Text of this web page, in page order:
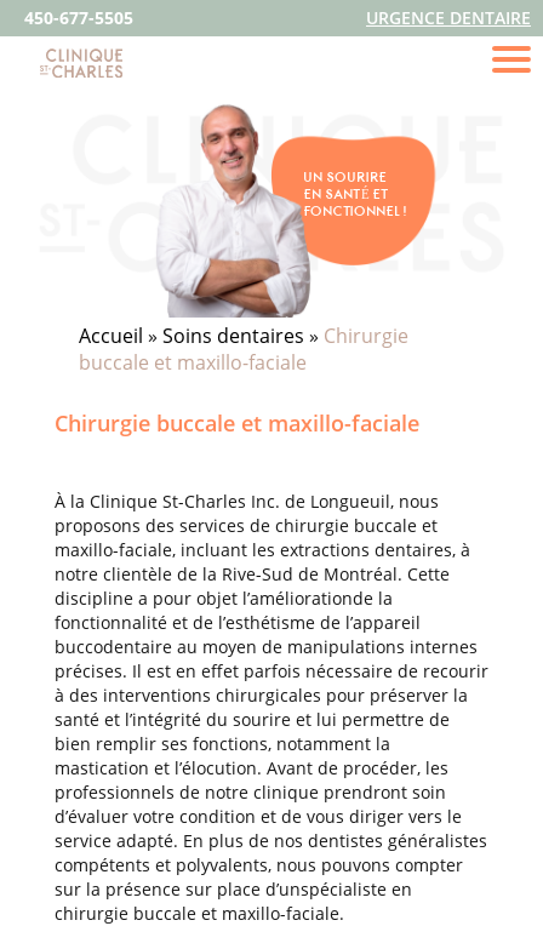
450-677-5505 URGENCE DENTAIRE
UN SOURIRE
EN SANTÉ ET
FONCTIONNEL !
Accueil » Soins dentaires » Chirurgie
buccale et maxillo-faciale
Chirurgie buccale et maxillo-faciale
À la Clinique St-Charles Inc. de Longueuil, nous
proposons des services de chirurgie buccale et
maxillo-faciale, incluant les extractions dentaires, à
notre clientèle de la Rive-Sud de Montréal. Cette
discipline a pour objet l’améliorationde la
fonctionnalité et de l’esthétisme de l’appareil
buccodentaire au moyen de manipulations internes
précises. Il est en effet parfois nécessaire de recourir
à des interventions chirurgicales pour préserver la
santé et l’intégrité du sourire et lui permettre de
bien remplir ses fonctions, notamment la
mastication et l’élocution. Avant de procéder, les
professionnels de notre clinique prendront soin
d’évaluer votre condition et de vous diriger vers le
service adapté. En plus de nos dentistes généralistes
compétents et polyvalents, nous pouvons compter
sur la présence sur place d’unspécialiste en
chirurgie buccale et maxillo-faciale.